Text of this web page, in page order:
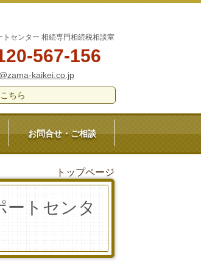
トセンター 相続専門相続税相談室
567-156
kaikei.co.jp
ちら
お問合せ・ご相談
トップページ
トセンタ